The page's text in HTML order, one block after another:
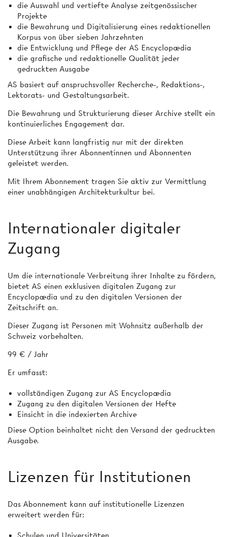
die Auswahl und vertiefte Analyse zeitgenössischer
Projekte
die Bewahrung und Digitalisierung eines redaktionellen
Korpus von über sieben Jahrzehnten
die Entwicklung und Pflege der AS Encyclopædia
die grafische und redaktionelle Qualität jeder
gedruckten Ausgabe
AS basiert auf anspruchsvoller Recherche-, Redaktions-,
Lektorats- und Gestaltungsarbeit.
Die Bewahrung und Strukturierung dieser Archive stellt ein
kontinuierliches Engagement dar.
Diese Arbeit kann langfristig nur mit der direkten
Unterstützung ihrer Abonnentinnen und Abonnenten
geleistet werden.
Mit Ihrem Abonnement tragen Sie aktiv zur Vermittlung
einer unabhängigen Architekturkultur bei.
Internationaler digitaler
Zugang
Um die internationale Verbreitung ihrer Inhalte zu fördern,
bietet AS einen exklusiven digitalen Zugang zur
Encyclopædia und zu den digitalen Versionen der
Zeitschrift an.
Dieser Zugang ist Personen mit Wohnsitz außerhalb der
Schweiz vorbehalten.
99 € / Jahr
Er umfasst:
vollständigen Zugang zur AS Encyclopædia
Zugang zu den digitalen Versionen der Hefte
Einsicht in die indexierten Archive
Diese Option beinhaltet nicht den Versand der gedruckten
Ausgabe.
Lizenzen für Institutionen
Das Abonnement kann auf institutionelle Lizenzen
erweitert werden für: